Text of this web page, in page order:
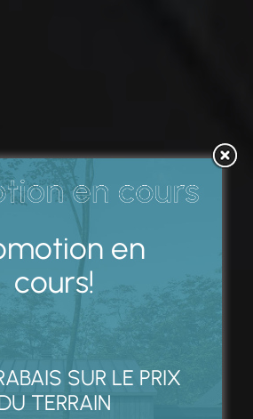
en
cours!
SUR LE PRIX
TERRAIN